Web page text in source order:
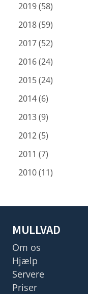
2019 (58)
2018 (59)
2017 (52)
2016 (24)
2015 (24)
2014 (6)
2013 (9)
2012 (5)
2011 (7)
2010 (11)
MULLVAD
Om os
Hjælp
Servere
Priser